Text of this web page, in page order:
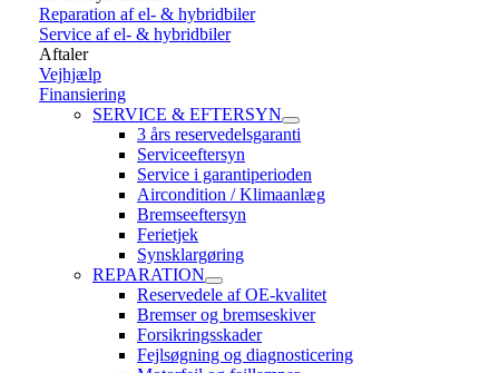
Reparation af el- & hybridbiler
Service af el- & hybridbiler
Aftaler
Vejhjælp
Finansiering
SERVICE & EFTERSYN
3 års reservedelsgaranti
Serviceeftersyn
Service i garantiperioden
Aircondition / Klimaanlæg
Bremseeftersyn
Ferietjek
Synsklargøring
REPARATION
Reservedele af OE-kvalitet
Bremser og bremseskiver
Forsikringsskader
Fejlsøgning og diagnosticering